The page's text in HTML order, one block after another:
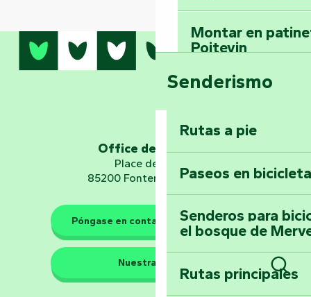
Montar en
Poitevin
Domine los
Vouvant
Embárquese en
Planetario
Los guardianes de la
Llévese a casa
Senderismo
Rutas a pie
Paseos en
Senderos para
el bosque de
Rutas principales
Office de tourisme
Place de Verdun
85200 Fontenay-le-Comte
Póngase en contacto con nosotros
Nuestras sedes